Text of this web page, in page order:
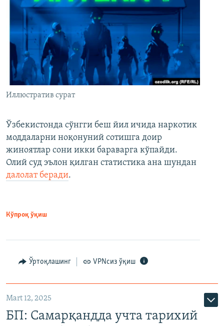
Иллюстратив сурат
Ўзбекистонда сўнгги беш йил ичида наркотик
моддаларни ноқонуний сотишга доир
жиноятлар сони икки бараварга кўпайди.
Олий суд эълон қилган статистика ана шундан
далолат беради.
Кўпроқ ўқиш
Ўртоқлашинг VPNсиз ўқиш
Mart 12, 2025
БП: Самарқандда учта тарихий